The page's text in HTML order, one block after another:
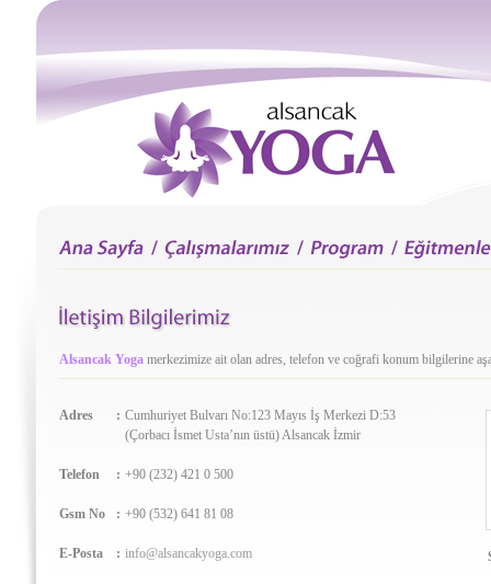
Alsancak Yoga merkezimize ait olan adres, telefon ve coğrafi konum bilgilerine
Adres
Telefon
Gsm No
E-Posta
:
:
:
:
Cumhuriyet Bulvarı No:123 Mayıs İş Merkezi D:53
(Çorbacı İsmet Usta’nın üstü) Alsancak İzmir
+90 (232) 421 0 500
+90 (532) 641 81 08
info@alsancakyoga.com